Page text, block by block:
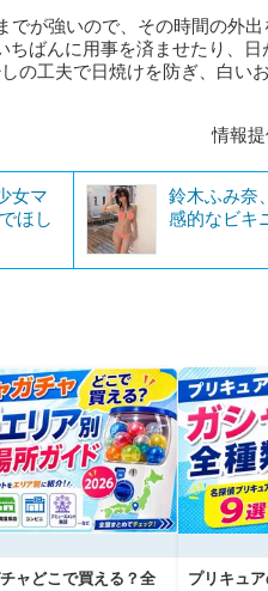
でが強いので、その時間の外
ばんに用事を済ませたり、
の工夫で日焼けを防ぎ、白い
情報提
女マ
ほし
鈴木ふみ奈
感的なビキ
ャどこで買える？全
プリキュ